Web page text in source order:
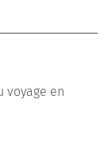
voyage en